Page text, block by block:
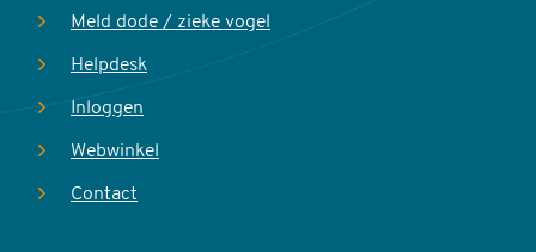
Meld dode / zieke vogel
Helpdesk
Inloggen
Webwinkel
Contact